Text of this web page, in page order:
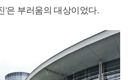
'은 부러움의 대상이었다.